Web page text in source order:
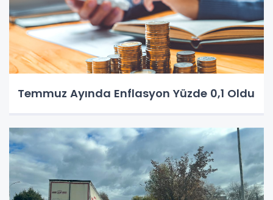
Temmuz Ayında Enflasyon Yüzde 0,1 Oldu